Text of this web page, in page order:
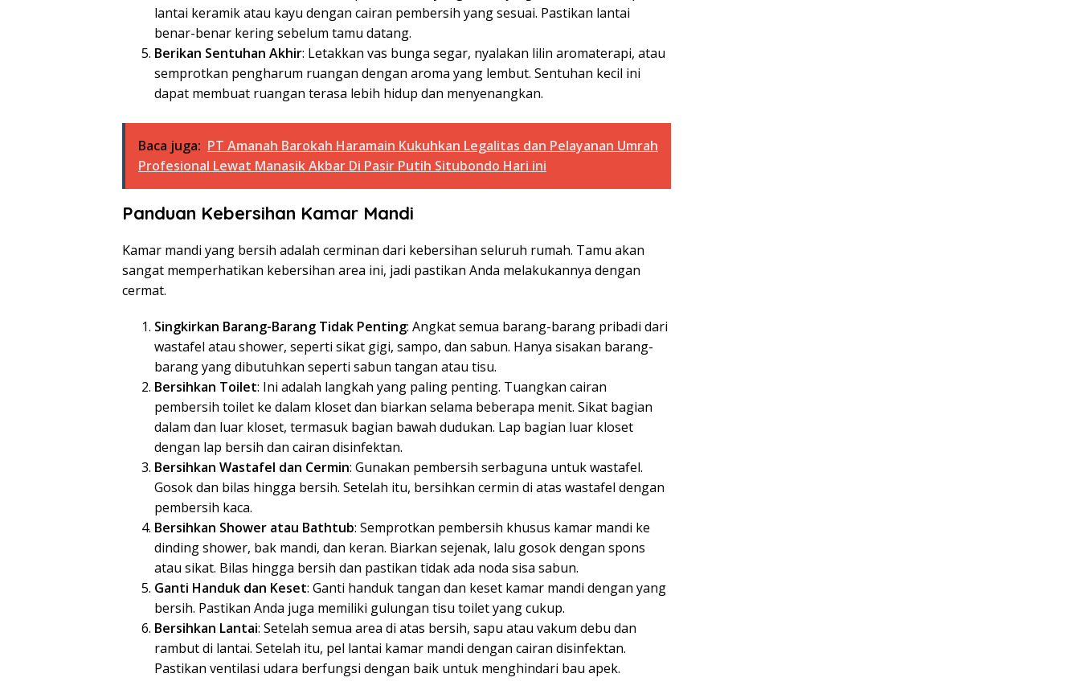
lantai keramik atau kayu dengan cairan pembersih yang sesuai. Pastikan lantai
benar-benar kering sebelum tamu datang.
Berikan Sentuhan Akhir: Letakkan vas bunga segar, nyalakan lilin aromaterapi, atau
semprotkan pengharum ruangan dengan aroma yang lembut. Sentuhan kecil ini
dapat membuat ruangan terasa lebih hidup dan menyenangkan.
Baca juga: PT Amanah Barokah Haramain Kukuhkan Legalitas dan Pelayanan Umrah
Profesional Lewat Manasik Akbar Di Pasir Putih Situbondo Hari ini
Panduan Kebersihan Kamar Mandi
Kamar mandi yang bersih adalah cerminan dari kebersihan seluruh rumah. Tamu akan
sangat memperhatikan kebersihan area ini, jadi pastikan Anda melakukannya dengan
cermat.
Singkirkan Barang-Barang Tidak Penting: Angkat semua barang-barang pribadi dari
wastafel atau shower, seperti sikat gigi, sampo, dan sabun. Hanya sisakan barang-
barang yang dibutuhkan seperti sabun tangan atau tisu.
Bersihkan Toilet: Ini adalah langkah yang paling penting. Tuangkan cairan
pembersih toilet ke dalam kloset dan biarkan selama beberapa menit. Sikat bagian
dalam dan luar kloset, termasuk bagian bawah dudukan. Lap bagian luar kloset
dengan lap bersih dan cairan disinfektan.
Bersihkan Wastafel dan Cermin: Gunakan pembersih serbaguna untuk wastafel.
Gosok dan bilas hingga bersih. Setelah itu, bersihkan cermin di atas wastafel dengan
pembersih kaca.
Bersihkan Shower atau Bathtub: Semprotkan pembersih khusus kamar mandi ke
dinding shower, bak mandi, dan keran. Biarkan sejenak, lalu gosok dengan spons
atau sikat. Bilas hingga bersih dan pastikan tidak ada noda sisa sabun.
Ganti Handuk dan Keset: Ganti handuk tangan dan keset kamar mandi dengan yang
bersih. Pastikan Anda juga memiliki gulungan tisu toilet yang cukup.
Bersihkan Lantai: Setelah semua area di atas bersih, sapu atau vakum debu dan
rambut di lantai. Setelah itu, pel lantai kamar mandi dengan cairan disinfektan.
Pastikan ventilasi udara berfungsi dengan baik untuk menghindari bau apek.